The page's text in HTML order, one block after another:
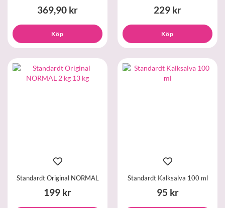
369,90 kr
Köp
229 kr
Köp
Standardt Original NORMAL
199 kr
Standardt Kalksalva 100 ml
95 kr